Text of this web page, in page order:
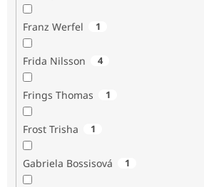
Franz Werfel 1
Frida Nilsson 4
Frings Thomas 1
Frost Trisha 1
Gabriela Bossisová 1